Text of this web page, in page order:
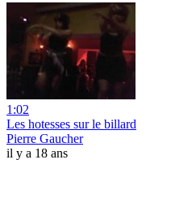
1:02
Les hotesses sur le billard
Pierre Gaucher
il y a 18 ans